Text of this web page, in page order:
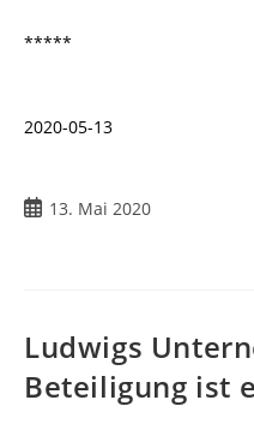
*****
2020-05-13
13. Mai 2020
Ludwigs
Beteiligung ist